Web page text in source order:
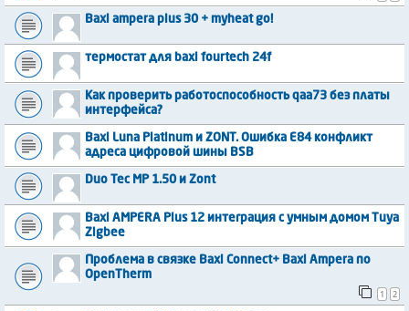
Baxi ampera plus 30 + myheat go!
термостат для baxi fourtech 24f
Как проверить работоспособность qaa73 без платы
интерфейса?
Baxi Luna Platinum и ZONT. Ошибка E84 конфликт
адреса цифровой шины BSB
Duo Tec MP 1.50 и Zont
Baxi AMPERA Plus 12 интеграция с умным домом Tuya
Zigbee
Проблема в связке Baxi Connect+ Baxi Ampera по
OpenTherm
1
2